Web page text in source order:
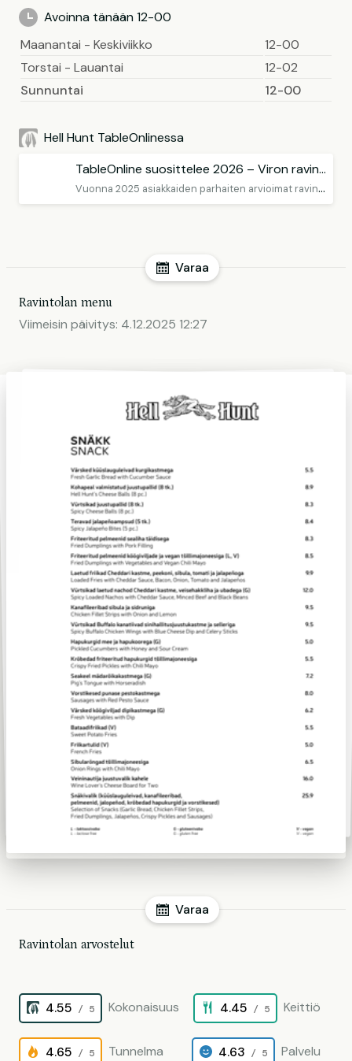
Avoinna tänään 12-00
Maanantai - Keskiviikko
12-00
Torstai - Lauantai
12-02
Sunnuntai
12-00
Hell Hunt TableOnlinessa
TableOnline suosittelee 2026 – Viron ravintolat
V
uonna 2025 asiakkaiden parhaiten arvioimat ravintolat Virossa
Varaa
Ravintolan menu
Viimeisin päivitys: 4.12.2025 12:27
Varaa
Ravintolan arvostelut
4.55 / 5 Kokonaisuus 4.45 / 5 Keittiö
4.65 / 5 Tunnelma 4.63 / 5 Palvelu